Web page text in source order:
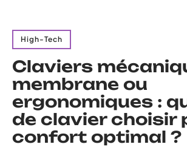
High-Tech
Claviers
membrane ou
ergonomiques :
de clavier choisir
confort optimal ?